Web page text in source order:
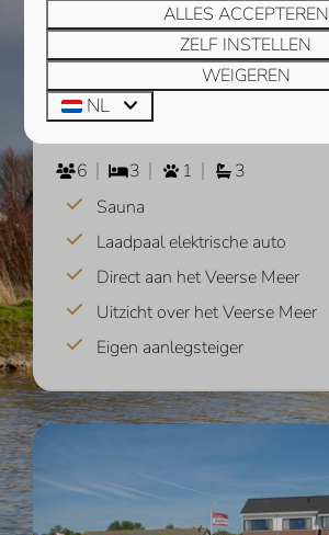
APPARTEMENT 4C |
SCHOTSMAN
WATERSPORT
6
3 1
3
Sauna
Laadpaal elektrische auto
Direct aan het Veerse Meer
Uitzicht over het Veerse Meer
Eigen aanlegsteiger
ALLES ACCEPTEREN
ZELF INSTELLEN
WEIGEREN
NL